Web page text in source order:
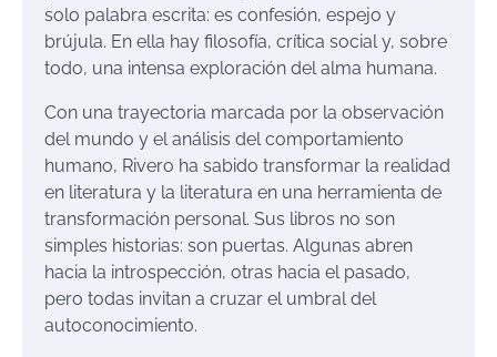
solo palabra escrita: es confesión, espejo y
brújula. En ella hay filosofía, crítica social y, sobre
todo, una intensa exploración del alma humana.
Con una trayectoria marcada por la observación
del mundo y el análisis del comportamiento
humano, Rivero ha sabido transformar la realidad
en literatura y la literatura en una herramienta de
transformación personal. Sus libros no son
simples historias: son puertas. Algunas abren
hacia la introspección, otras hacia el pasado,
pero todas invitan a cruzar el umbral del
autoconocimiento.